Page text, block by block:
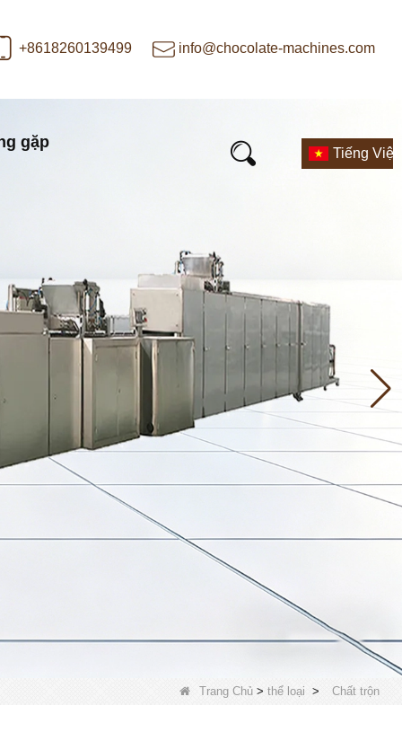
+8618260139499 info@chocolate-machines.com
gặp
Tiếng Việt
Trang Chủ > thể loại > Chất trộn